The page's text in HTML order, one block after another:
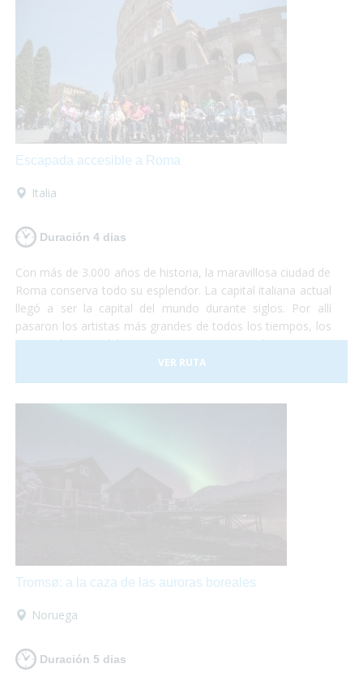
Escapada accesible a Roma
Italia
Duración 4 dias
Con más de 3.000 años de historia, la maravillosa ciudad de
Roma conserva todo su esplendor. La capital italiana actual
llegó a ser la capital del mundo durante siglos. Por allí
pasaron los artistas más grandes de todos los tiempos, los
emperadores del Imperio Romano, los Papas,
comerciantes de todos los lugares del mundo y todo lo que
te puedas imaginar. Y Roma no es sólo visitar
VER RUTA
Tromsø: a la caza de las auroras boreales
Noruega
Duración 5 dias